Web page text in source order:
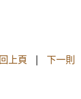
回上頁 | 下一則